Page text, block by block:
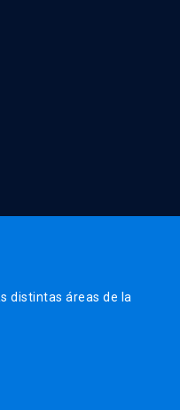
distintas áreas de la